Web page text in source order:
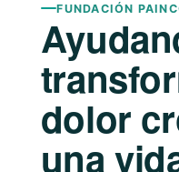
FUNDACIÓN
dolor
una